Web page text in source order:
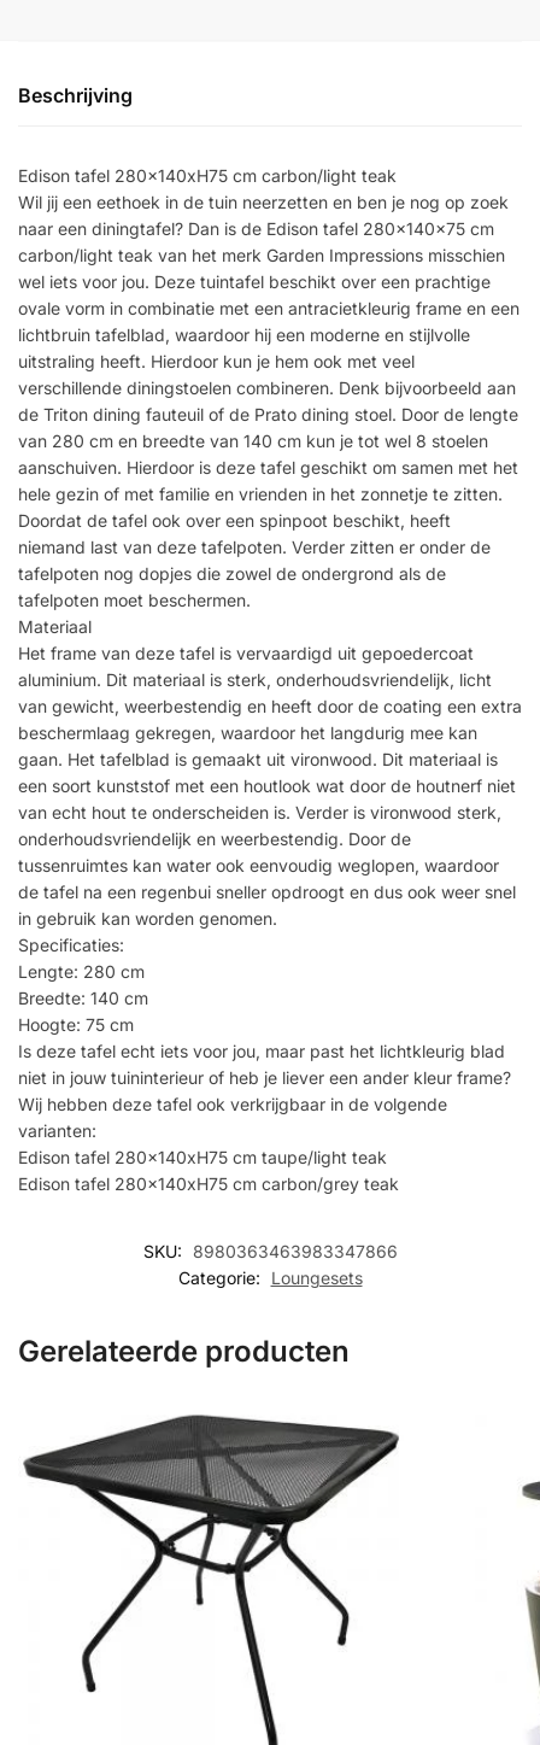
Beschrijving
Edison tafel 280x140xH75 cm carbon/light teak
Wil jij een eethoek in de tuin neerzetten en ben je nog op zoek
naar een diningtafel? Dan is de Edison tafel 280x140x75 cm
carbon/light teak van het merk Garden Impressions misschien
wel iets voor jou. Deze tuintafel beschikt over een prachtige
ovale vorm in combinatie met een antracietkleurig frame en een
lichtbruin tafelblad, waardoor hij een moderne en stijlvolle
uitstraling heeft. Hierdoor kun je hem ook met veel
verschillende diningstoelen combineren. Denk bijvoorbeeld aan
de Triton dining fauteuil of de Prato dining stoel. Door de lengte
van 280 cm en breedte van 140 cm kun je tot wel 8 stoelen
aanschuiven. Hierdoor is deze tafel geschikt om samen met het
hele gezin of met familie en vrienden in het zonnetje te zitten.
Doordat de tafel ook over een spinpoot beschikt, heeft
niemand last van deze tafelpoten. Verder zitten er onder de
tafelpoten nog dopjes die zowel de ondergrond als de
tafelpoten moet beschermen.
Materiaal
Het frame van deze tafel is vervaardigd uit gepoedercoat
aluminium. Dit materiaal is sterk, onderhoudsvriendelijk, licht
van gewicht, weerbestendig en heeft door de coating een extra
beschermlaag gekregen, waardoor het langdurig mee kan
gaan. Het tafelblad is gemaakt uit vironwood. Dit materiaal is
een soort kunststof met een houtlook wat door de houtnerf niet
van echt hout te onderscheiden is. Verder is vironwood sterk,
onderhoudsvriendelijk en weerbestendig. Door de
tussenruimtes kan water ook eenvoudig weglopen, waardoor
de tafel na een regenbui sneller opdroogt en dus ook weer snel
in gebruik kan worden genomen.
Specificaties:
Lengte: 280 cm
Breedte: 140 cm
Hoogte: 75 cm
Is deze tafel echt iets voor jou, maar past het lichtkleurig blad
niet in jouw tuininterieur of heb je liever een ander kleur frame?
Wij hebben deze tafel ook verkrijgbaar in de volgende
varianten:
Edison tafel 280x140xH75 cm taupe/light teak
Edison tafel 280x140xH75 cm carbon/grey teak
SKU:
8980363463983347866
Categorie:
Loungesets
Gerelateerde producten